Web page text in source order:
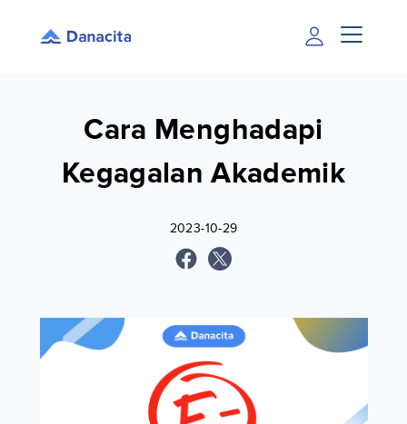
Cara Menghadapi
Kegagalan Akademik
2023-10-29